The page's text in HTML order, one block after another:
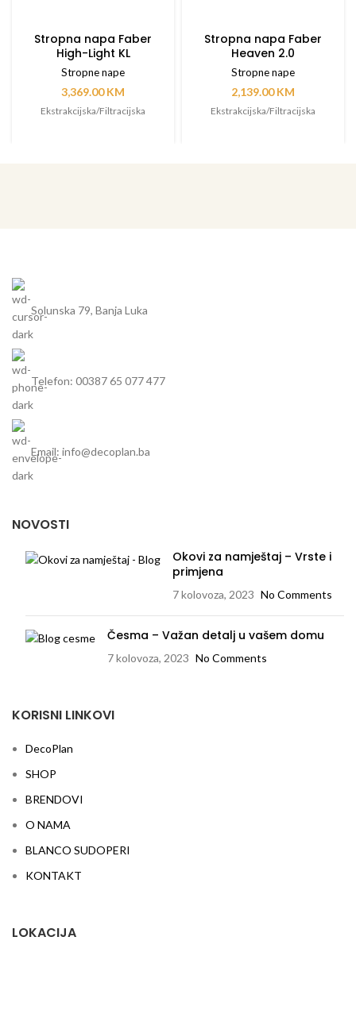
Stropna napa Faber
High-Light KL
Stropne nape
3,369.00KM
Ekstrakcijska/Filtracijska
Stropna napa Faber
Heaven 2.0
Stropne nape
2,139.00KM
Ekstrakcijska/Filtracijska
Solunska 79, Banja Luka
Telefon: 00387 65 077 477
Email: info@decoplan.ba
NOVOSTI
Okovi za namještaj – Vrste i
primjena
7 kolovoza, 2023 No Comments
Česma – Važan detalj u vašem domu
7 kolovoza, 2023 No Comments
KORISNI LINKOVI
DecoPlan
SHOP
BRENDOVI
O NAMA
BLANCO SUDOPERI
KONTAKT
LOKACIJA